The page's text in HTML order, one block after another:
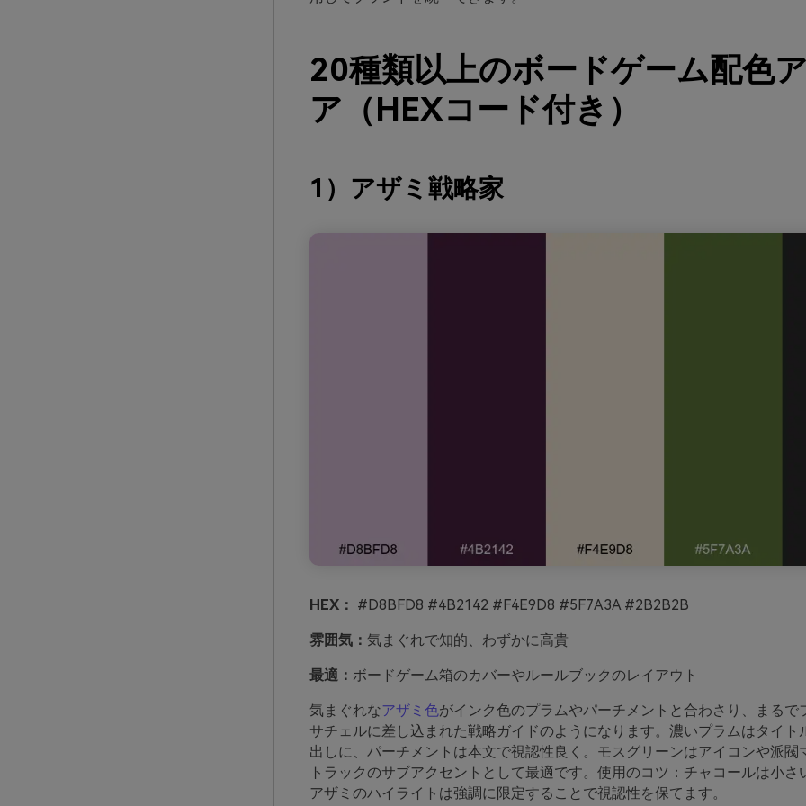
20種類以上のボードゲーム配色
ア（HEXコード付き）
1）アザミ戦略家
HEX： #D8BFD8 #4B2142 #F4E9D8 #5F7A3A #2B2B2B
雰囲気： 気まぐれで知的、わずかに高貴
最適： ボードゲーム箱のカバーやルールブックのレイアウト
気まぐれなアザミ色がインク色のプラムやパーチメントと合わさり、まるで
サチェルに差し込まれた戦略ガイドのようになります。濃いプラムはタイト
出しに、パーチメントは本文で視認性良く。モスグリーンはアイコンや派閥
トラックのサブアクセントとして最適です。使用のコツ：チャコールは小さ
アザミのハイライトは強調に限定することで視認性を保てます。